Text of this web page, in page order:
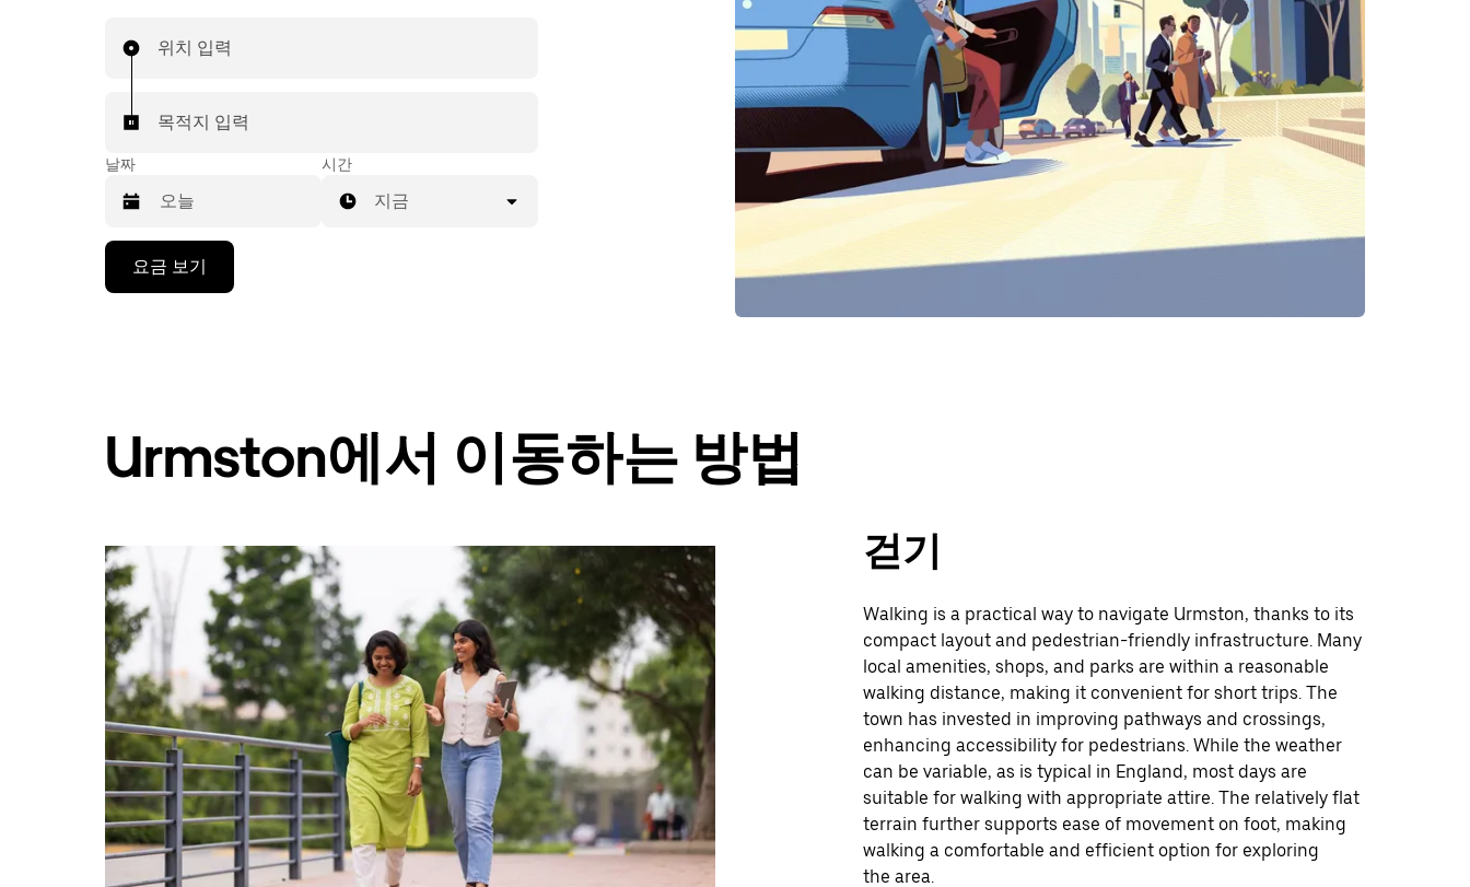
위치 입력
목적지 입력
날짜
면
아
표
키
를
눌
러
날
짜
를
선
택
하
세
요.
캘
시간
지금
요금 보기
Urmston에서 이동하는 방법
걷기
Walking is a practical way to navigate Urmston, thanks to its
compact layout and pedestrian-friendly infrastructure. Many
local amenities, shops, and parks are within a reasonable
walking distance, making it convenient for short trips. The
town has invested in improving pathways and crossings,
enhancing accessibility for pedestrians. While the weather
can be variable, as is typical in England, most days are
suitable for walking with appropriate attire. The relatively flat
terrain further supports ease of movement on foot, making
walking a comfortable and efficient option for exploring
the area.